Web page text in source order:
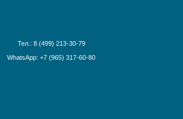
Круизы из Санкт-Петербурга
Тел.: 8 (499) 213-30-79
WhatsApp: +7 (965) 317-60-80